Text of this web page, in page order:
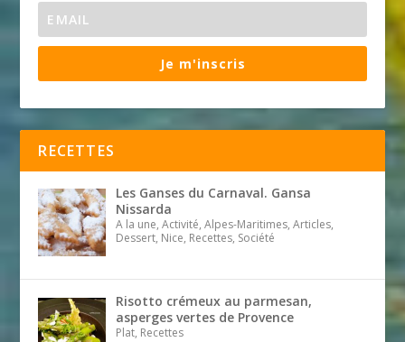
Je m'inscris
RECETTES
Les Ganses du Carnaval. Gansa
Nissarda
A la une, Activité, Alpes-Maritimes, Articles,
Dessert, Nice, Recettes, Société
Risotto crémeux au parmesan,
asperges vertes de Provence
Plat, Recettes